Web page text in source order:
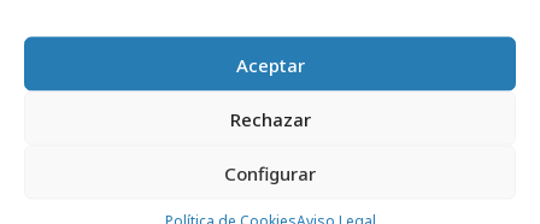
Aceptar
Rechazar
Configurar
disponibles en el lineal en unidades
individuales.